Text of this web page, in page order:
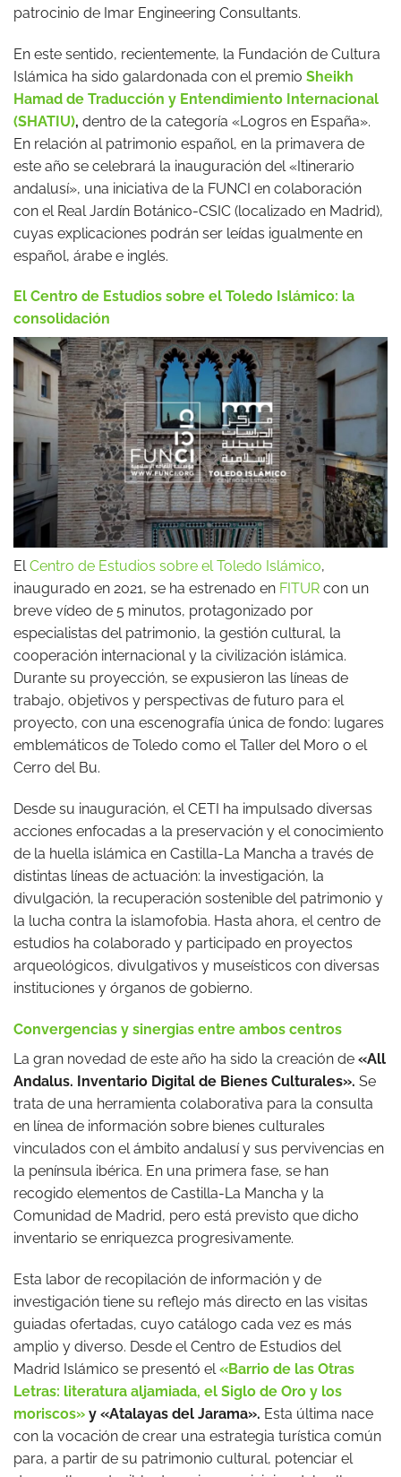
patrocinio de Imar Engineering Consultants.
En este sentido, recientemente, la Fundación de Cultura
Islámica ha sido galardonada con el premio Sheikh
Hamad de Traducción y Entendimiento Internacional
(SHATIU), dentro de la categoría «Logros en España».
En relación al patrimonio español, en la primavera de
este año se celebrará la inauguración del «Itinerario
andalusí», una iniciativa de la FUNCI en colaboración
con el Real Jardín Botánico-CSIC (localizado en Madrid),
cuyas explicaciones podrán ser leídas igualmente en
español, árabe e inglés.
El Centro de Estudios sobre el Toledo Islámico: la
consolidación
ElCentro de Estudios sobre el Toledo Islámico,
inaugurado en 2021, se ha estrenado en FITUR con un
breve vídeo de 5 minutos, protagonizado por
especialistas del patrimonio, la gestión cultural, la
cooperación internacional y la civilización islámica.
Durante su proyección, se expusieron las líneas de
trabajo, objetivos y perspectivas de futuro para el
proyecto, con una escenografía única de fondo: lugares
emblemáticos de Toledo como el Taller del Moro o el
Cerro del Bu.
Desde su inauguración, el CETI ha impulsado diversas
acciones enfocadas a la preservación y el conocimiento
de la huella islámica en Castilla-La Mancha a través de
distintas líneas de actuación: la investigación, la
divulgación, la recuperación sostenible del patrimonio y
la lucha contra la islamofobia. Hasta ahora, el centro de
estudios ha colaborado y participado en proyectos
arqueológicos, divulgativos y museísticos con diversas
instituciones y órganos de gobierno.
Convergencias y sinergias entre ambos centros
La gran novedad de este año ha sido la creación de «All
Andalus. Inventario Digital de Bienes Culturales». Se
trata de una herramienta colaborativa para la consulta
en línea de información sobre bienes culturales
vinculados con el ámbito andalusí y sus pervivencias en
la península ibérica. En una primera fase, se han
recogido elementos de Castilla-La Mancha y la
Comunidad de Madrid, pero está previsto que dicho
inventario se enriquezca progresivamente.
Esta labor de recopilación de información y de
investigación tiene su reflejo más directo en las visitas
guiadas ofertadas, cuyo catálogo cada vez es más
amplio y diverso. Desde el Centro de Estudios del
Madrid Islámico se presentó el «Barrio de las Otras
Letras: literatura aljamiada, el Siglo de Oro y los
moriscos» y «Atalayas del Jarama». Esta última nace
con la vocación de crear una estrategia turística común
para, a partir de su patrimonio cultural, potenciar el